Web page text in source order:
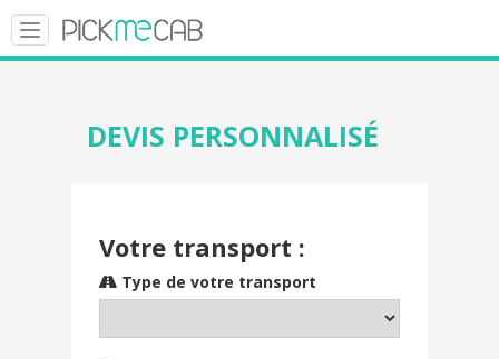
Toggle
navigation
DEVIS PERSONNALISÉ
Votre transport :
Type de votre transport